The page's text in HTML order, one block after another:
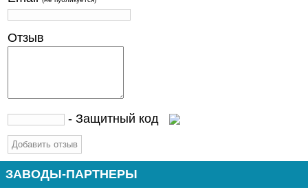
Отзыв
- Защитный код
ЗАВОДЫ-ПАРТНЕРЫ